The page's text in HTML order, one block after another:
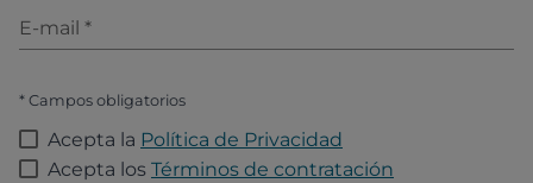
E-mail *
* Campos obligatorios
Acepta la Política de Privacidad
Acepta los Términos de contratación